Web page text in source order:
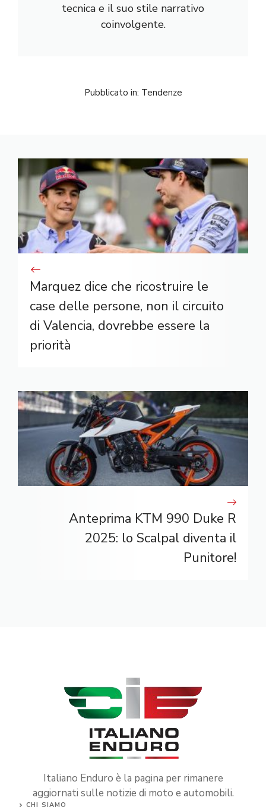
tecnica e il suo stile narrativo
coinvolgente.
Pubblicato in: Tendenze
Marquez dice che ricostruire le
case delle persone, non il circuito
di Valencia, dovrebbe essere la
priorità
Anteprima KTM 990 Duke R
2025: lo Scalpal diventa il
Punitore!
Italiano Enduro è la pagina per rimanere
aggiornati sulle notizie di moto e automobili.
CHI SIAMO